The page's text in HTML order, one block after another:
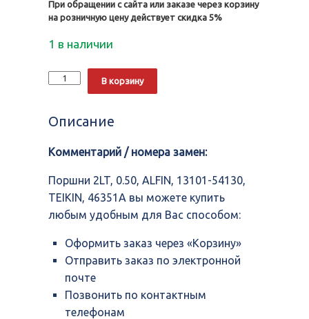
При обращении с сайта или заказе через корзину
на розничную цену действует скидка 5%
1 в наличии
Количество
Поршни
ALFIN,
54130,
46351A
В корзину
Описание
Комментарий / номера замен:
Поршни 2LT, 0.50, ALFIN, 13101-54130,
TEIKIN, 46351A вы можете купить
любым удобным для Вас способом:
Оформить заказ через «Корзину»
Отправить заказ по электронной
почте
Позвонить по контактным
телефонам